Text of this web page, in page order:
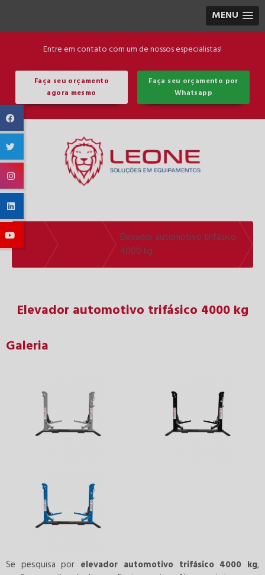
MENU
Entre em contato com um de nossos especialistas!
Faça seu orçamento
agora mesmo
Faça seu orçamento por
Whatsapp
❱
Elevador automotivo trifásico
4000 kg
Elevador automotivo trifásico 4000 kg
Galeria
Se pesquisa por elevador automotivo trifásico 4000 kg,